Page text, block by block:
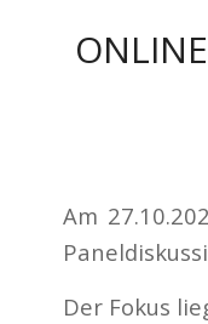
Am
Der Fokus